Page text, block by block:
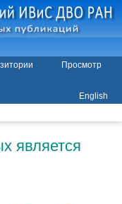
Просмотр
English
является